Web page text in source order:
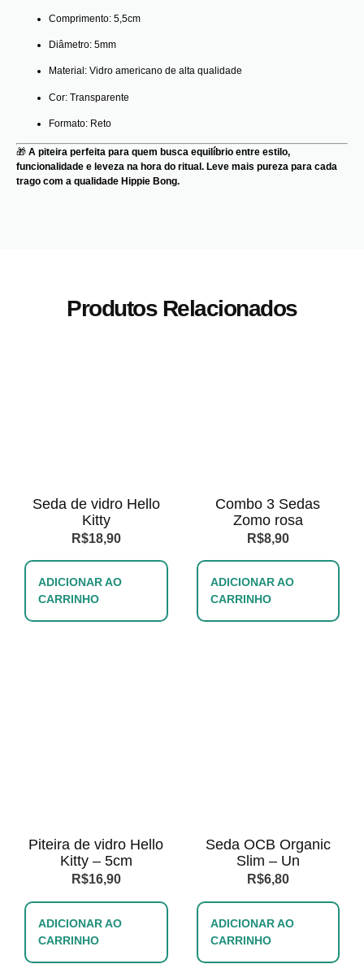
Comprimento: 5,5cm
Diâmetro: 5mm
Material: Vidro americano de alta qualidade
Cor: Transparente
Formato: Reto
🎁 A piteira perfeita para quem busca equilíbrio entre estilo,
funcionalidade e leveza na hora do ritual. Leve mais pureza para cada
trago com a qualidade Hippie Bong.
Produtos Relacionados
Seda de vidro Hello
Kitty
R$18,90
ADICIONAR AO
CARRINHO
Combo 3 Sedas
Zomo rosa
R$8,90
ADICIONAR AO
CARRINHO
Piteira de vidro Hello
Kitty – 5cm
R$16,90
ADICIONAR AO
CARRINHO
Seda OCB Organic
Slim – Un
R$6,80
ADICIONAR AO
CARRINHO